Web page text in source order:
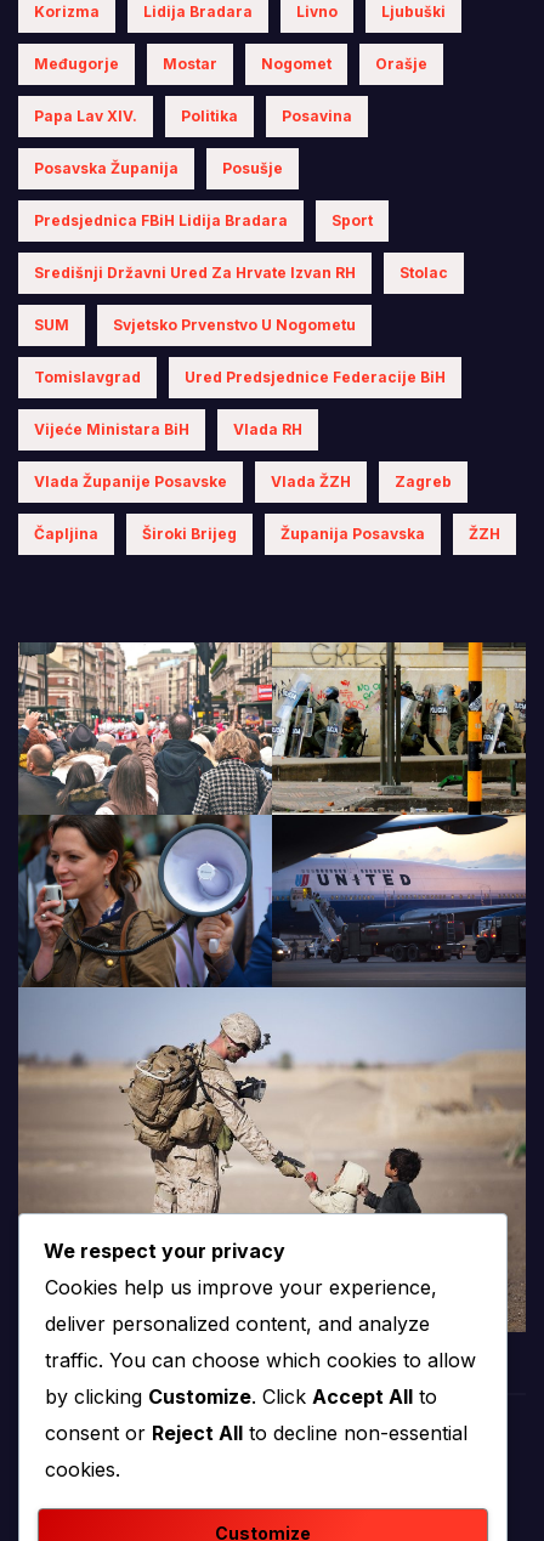
Korizma Lidija Bradara Livno Ljubuški
Međugorje Mostar Nogomet Orašje
Papa Lav XIV. Politika Posavina
Posavska Županija Posušje
Predsjednica FBiH Lidija Bradara Sport
Središnji Državni Ured Za Hrvate Izvan RH Stolac
SUM Svjetsko Prvenstvo U Nogometu
Tomislavgrad Ured Predsjednice Federacije BiH
Vijeće Ministara BiH Vlada RH
Vlada Županije Posavske Vlada ŽZH Zagreb
Čapljina Široki Brijeg Županija Posavska ŽZH
produkcija i emitiranje tv programa
We respect your privacy
Cookies help us improve your experience,
deliver personalized content, and analyze
traffic. You can choose which cookies to allow
by clicking Customize. Click Accept All to
consent or Reject All to decline non-essential
cookies.
Customize